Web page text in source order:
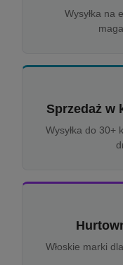
Wysyłka na
Sprzedaż w
Wysyłka do 30+
Włoskie marki